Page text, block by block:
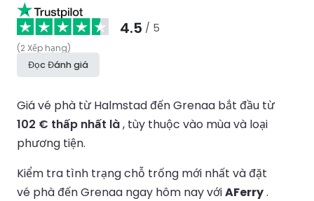
4.5 / 5
(2Xếp hạng)
Đọc Đánh giá
Giá vé phà từ Halmstad đến Grenaa bắt đầu từ
102 € thấp nhất là, tùy thuộc vào mùa và loại
phương tiện.
Kiểm tra tình trạng chỗ trống mới nhất và đặt
vé phà đến Grenaa ngay hôm nay vớiAFerry.